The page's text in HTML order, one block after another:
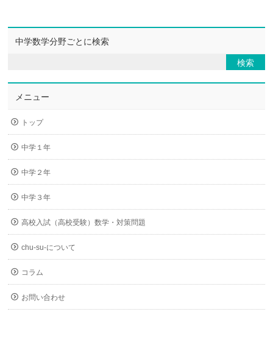
中学数学分野ごとに検索
メニュー
トップ
中学１年
中学２年
中学３年
高校入試（高校受験）数学・対策問題
chu-su-について
コラム
お問い合わせ